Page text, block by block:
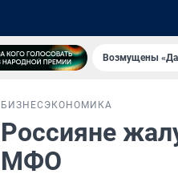
Возмущены
БИЗНЕС ЭКОНОМИКА
Россияне
МФО